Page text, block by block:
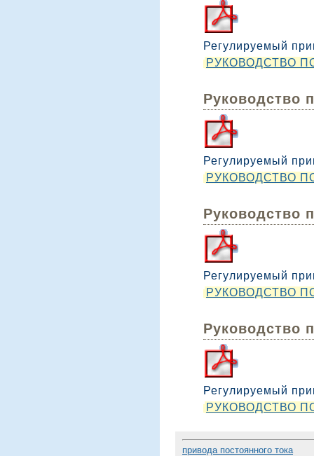
Регулируемый
РУКОВОДСТВО
Руководство
Регулируемый
РУКОВОДСТВО
Руководство
Регулируемый
РУКОВОДСТВО
Руководство
Регулируемый
РУКОВОДСТВО
привода постоянного тока